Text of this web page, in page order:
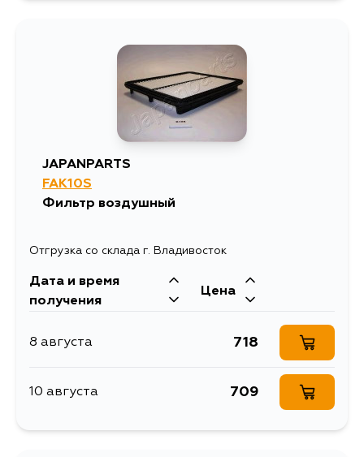
JAPANPARTS
FAK10S
Фильтр воздушный
Отгрузка со склада г. Владивосток
Дата и время
получения
Цена
8 августа 718
10 августа 709